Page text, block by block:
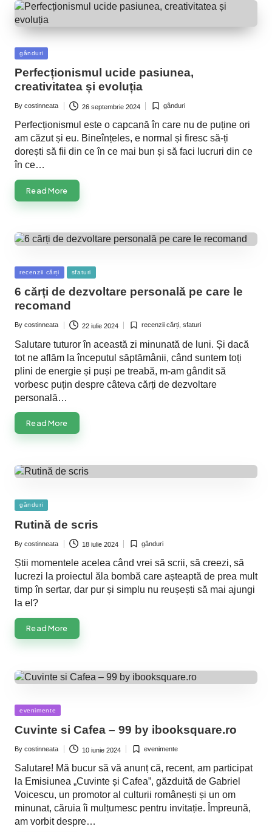
Posted
in
gânduri
Perfecționismul ucide pasiunea,
creativitatea și evoluția
Posted
By costinneata 26 septembrie 2024
Postedgânduri
Perfecționismul este o capcană în care nu de puține ori
am căzut și eu. Bineînțeles, e normal și firesc să-ți
dorești să fii din ce în ce mai bun și să faci lucruri din ce
în ce…
Read More
Posted
in
recenzii cărți sfaturi
6 cărți de dezvoltare personală pe care le
recomand
Posted
By costinneata 22 iulie 2024
Postedrecenzii cărți,sfaturi
Salutare tuturor în această zi minunată de luni. Și dacă
tot ne aflăm la începutul săptămânii, când suntem toți
plini de energie și puși pe treabă, m-am gândit să
vorbesc puțin despre câteva cărți de dezvoltare
personală…
Read More
Posted
in
gânduri
Rutină de scris
Posted
By costinneata 18 iulie 2024
Postedgânduri
Știi momentele acelea când vrei să scrii, să creezi, să
lucrezi la proiectul ăla bombă care așteaptă de prea mult
timp în sertar, dar pur și simplu nu reușești să mai ajungi
la el?
Read More
Posted
evenimente
Cuvinte si Cafea – 99 by ibooksquare.ro
Posted
By costinneata 10 iunie 2024
Postedevenimente
Salutare! Mă bucur să vă anunț că, recent, am participat
la Emisiunea „Cuvinte și Cafea”, găzduită de Gabriel
Voicescu, un promotor al culturii românești și un om
minunat, căruia îi mulțumesc pentru invitație. Împreună,
am vorbit despre…